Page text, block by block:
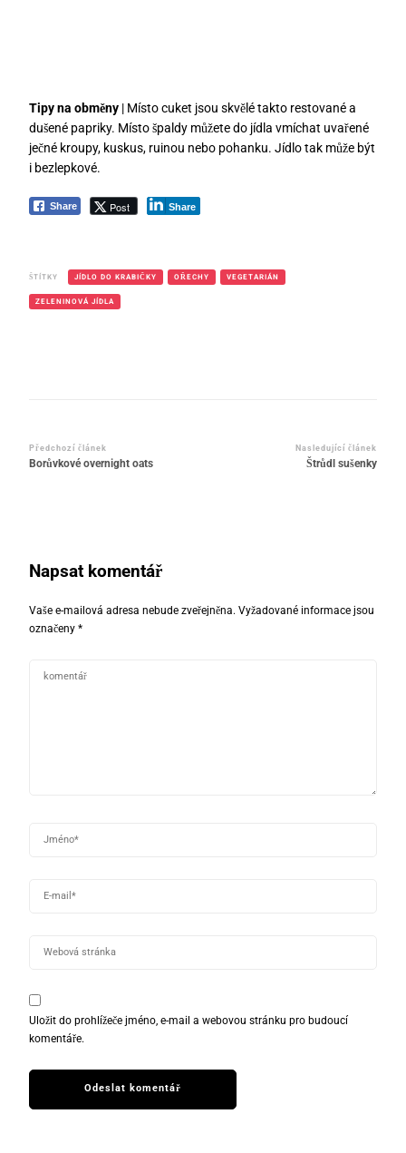
Tipy na obměny | Místo cuket jsou skvělé takto restované a
dušené papriky. Místo špaldy můžete do jídla vmíchat uvařené
ječné kroupy, kuskus, ruinou nebo pohanku. Jídlo tak může být
i bezlepkové.
Share Post Share
ŠTÍTKY JÍDLO DO KRABIČKY OŘECHY VEGETARIÁN
ZELENINOVÁ JÍDLA
Navigace
příspěvku
Předchozí článek
Borůvkové overnight oats
Nasledující článek
Štrůdl sušenky
Napsat komentář
Vaše e-mailová adresa nebude zveřejněna. Vyžadované informace jsou
označeny *
Uložit do prohlížeče jméno, e-mail a webovou stránku pro budoucí
komentáře.